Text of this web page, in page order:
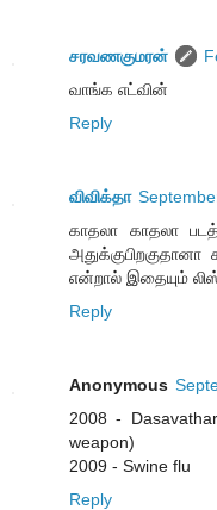
சரவணகுமரன்
வாங்க எட்வின்
Reply
விவிக்தா
காதலா காதலா
என்றால் இதையும்
Reply
Anonymous
2008 -
weapon)
2009 - Swine flu
Reply